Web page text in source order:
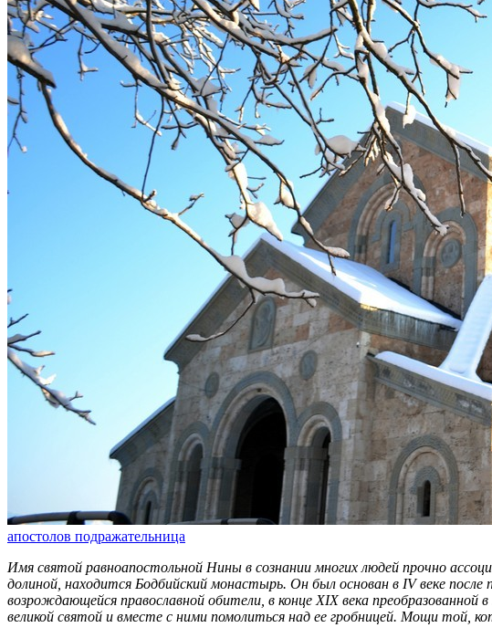
апостолов подражательница
Имя святой равноапостольной Нины в сознании многих людей прочно
долиной, находится Бодбийский монастырь. Он был основан в IV веке
возрождающейся православной обители, в конце XIX века
великой святой и вместе с ними помолиться над ее гробницей. Мощи той,